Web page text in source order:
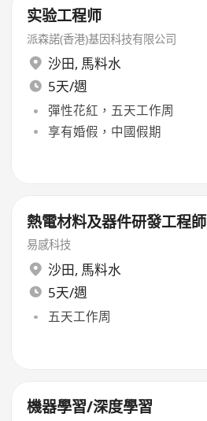
实验工程师
派森諾(香港)基因科技有限公司
沙田, 馬料水
5天/週
彈性花紅，五天工作周
享有婚假，中國假期
熱電材料及器件研發工程師
易感科技
沙田, 馬料水
5天/週
五天工作周
機器學習/深度學習